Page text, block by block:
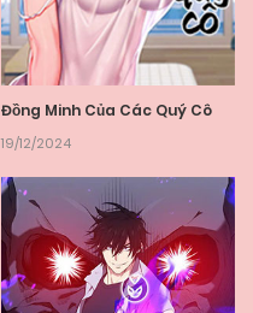
Đồng Minh Của Các Quý Cô
19/12/2024